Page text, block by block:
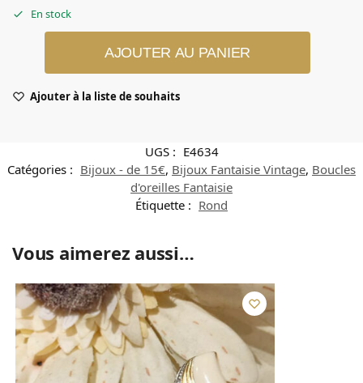
En stock
AJOUTER AU PANIER
Ajouter à la liste de souhaits
UGS : E4634
Catégories : Bijoux - de 15€, Bijoux Fantaisie Vintage, Boucles
d'oreilles Fantaisie
Étiquette : Rond
Vous aimerez aussi…